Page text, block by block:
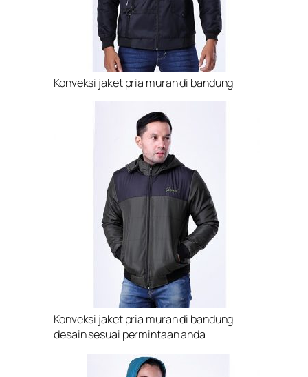
Konveksi jaket pria murah di bandung
Konveksi jaket pria murah di bandung
desain sesuai permintaan anda